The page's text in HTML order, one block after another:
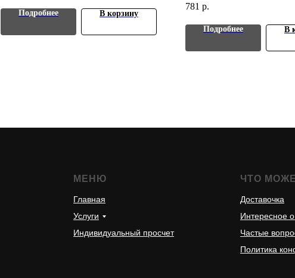
шт.
Подробнее В корзину
с запеченными
4шт
указана за 1 шт.
шт.
781 р.
Подробнее В
ЧТО
Доставочка
Интересное
Частые
Политика
МЕНЮ
Главная
Услуги
Индивидуальный просчет